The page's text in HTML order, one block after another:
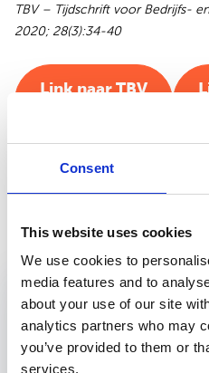
Consent
This website uses cookies
We use cookies to
media features and to
about your use of our site
analytics partners who may
you’ve provided to them or
services.
TBV – Tijdschrift voor Bedrijfs-
2020; 28(3):34-40
Link naar TBV
Bekijk ook
Altijd dokter:
patiëntenpopulatie
Jeltsje Gerbrandy - PH240
Wetenschappelijke publicatie